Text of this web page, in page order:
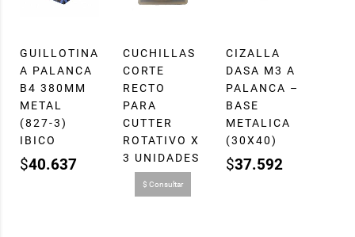
GUILLOTINA
A PALANCA
B4 380MM
METAL
(827-3)
IBICO
$40.637
CUCHILLAS
CORTE
RECTO
PARA
CUTTER
ROTATIVO X
3 UNIDADES
$ Consultar
CIZALLA
DASA M3 A
PALANCA –
BASE
METALICA
(30X40)
$37.592